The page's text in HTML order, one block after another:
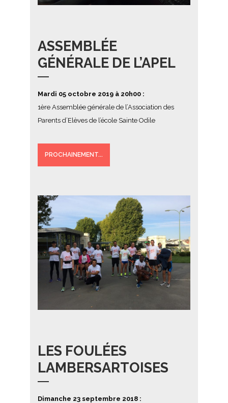
ASSEMBLÉE
GÉNÉRALE DE L’APEL
Mardi 05 octobre 2019 à 20h00 :
1ère Assemblée générale de l’Association des
Parents d’Elèves de l’école Sainte Odile
PROCHAINEMENT...
LES FOULÉES
LAMBERSARTOISES
Dimanche 23 septembre 2018 :